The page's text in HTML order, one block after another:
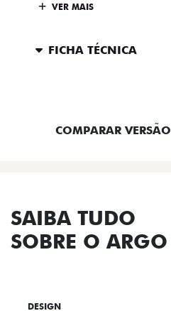
VER MAIS
FICHA TÉCNICA
COMPARAR VERSÃO
SAIBA TUDO
SOBRE O ARGO
DESIGN